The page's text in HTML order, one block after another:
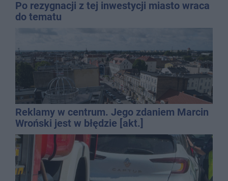
Po rezygnacji z tej inwestycji miasto wraca
do tematu
Reklamy w centrum. Jego zdaniem Marcin
Wroński jest w błędzie [akt.]